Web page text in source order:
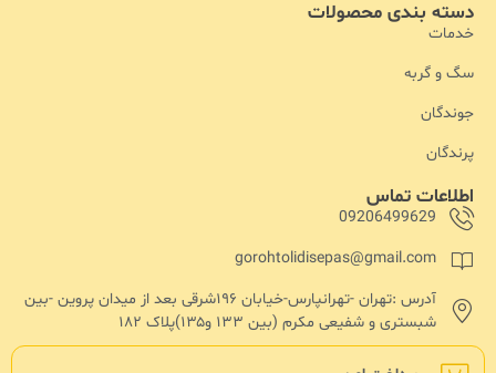
اطلاعات تماس
09206499629
gorohtolidisepas@gmail.com
آدرس :تهران -تهرانپارس-خیابان ۱۹۶شرقی بعد از میدان پروین -بین
شبستری و شفیعی مکرم (بین ۱۳۳ و۱۳۵)پلاک ۱۸۲
دسته بندی محصولات
خدمات
سگ و گربه
جوندگان
پرندگان